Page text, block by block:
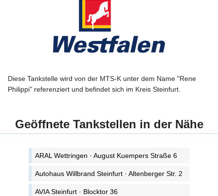
Diese Tankstelle wird von der MTS-K unter dem Name "Rene
Philippi" referenziert und befindet sich im Kreis Steinfurt.
Geöffnete Tankstellen in der Nähe
ARAL Wettringen · August Kuempers Straße 6
Autohaus Willbrand Steinfurt · Altenberger Str. 2
AVIA Steinfurt · Blocktor 36